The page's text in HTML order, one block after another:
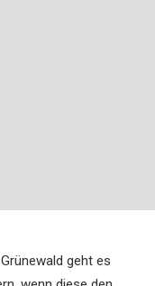
geht es